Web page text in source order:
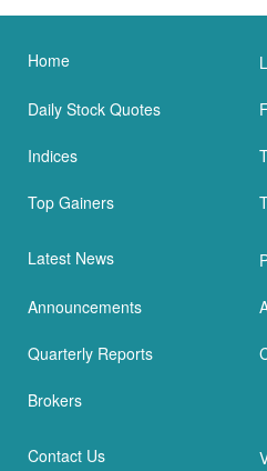
Home
Daily Stock Quotes
Indices
Top Gainers
Latest News
Announcements
Quarterly Reports
Brokers
Contact Us